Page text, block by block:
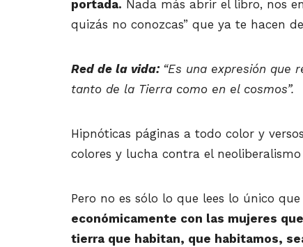
portada. Nada más abrir el libro, nos
quizás no conozcas” que ya te hacen
Red de la vida: “Es una expresión que
tanto de la Tierra como en el cosmos”.
Hipnóticas páginas a todo color y
colores y lucha contra el
Pero no es sólo lo que lees lo único
económicamente con las mujeres
tierra que habitan, que habitamos,